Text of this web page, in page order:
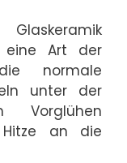
eine Art der
normale
unter der
Vorglühen
an die